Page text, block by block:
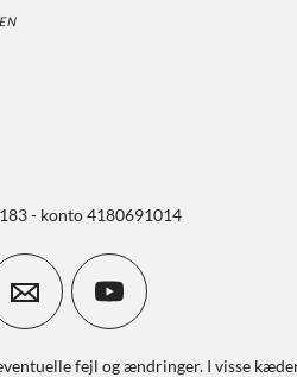
- konto 4180691014
fejl og ændringer. I visse